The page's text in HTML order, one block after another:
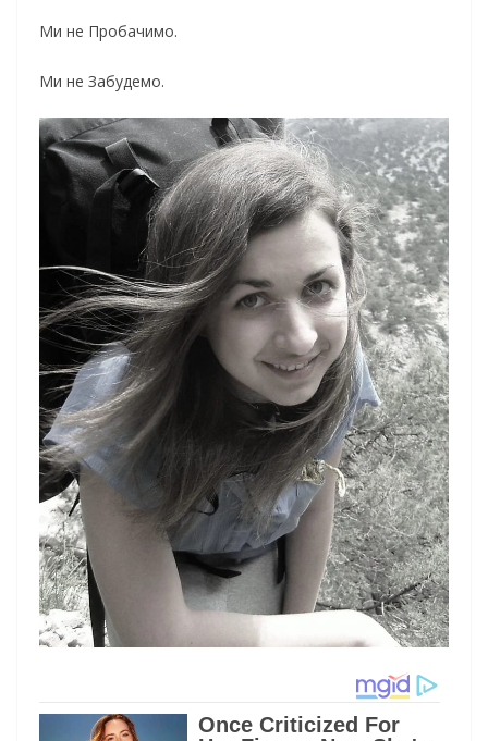
Ми не Пробачимо.
Ми не Забудемо.